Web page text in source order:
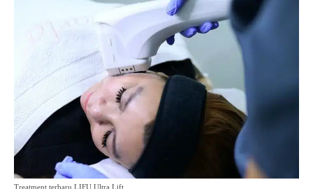
Treatment terbaru LIFU Ultra Lift